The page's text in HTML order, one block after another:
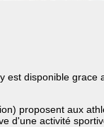
est disponible
proposent aux
d'une activité